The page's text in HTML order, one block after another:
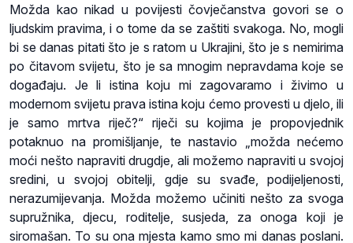
Možda kao nikad u povijesti čovječanstva govori se o
ljudskim pravima, i o tome da se zaštiti svakoga. No, mogli
bi se danas pitati što je s ratom u Ukrajini, što je s nemirima
po čitavom svijetu, što je sa mnogim nepravdama koje se
događaju. Je li istina koju mi zagovaramo i živimo u
modernom svijetu prava istina koju ćemo provesti u djelo, ili
je samo mrtva riječ?“ riječi su kojima je propovjednik
potaknuo na promišljanje, te nastavio „možda nećemo
moći nešto napraviti drugdje, ali možemo napraviti u svojoj
sredini, u svojoj obitelji, gdje su svađe, podijeljenosti,
nerazumijevanja. Možda možemo učiniti nešto za svoga
supružnika, djecu, roditelje, susjeda, za onoga koji je
siromašan. To su ona mjesta kamo smo mi danas poslani.